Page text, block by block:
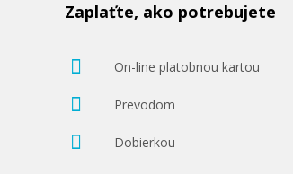
Zaplaťte, ako potrebujete
On-line platobnou kartou
Prevodom
Dobierkou